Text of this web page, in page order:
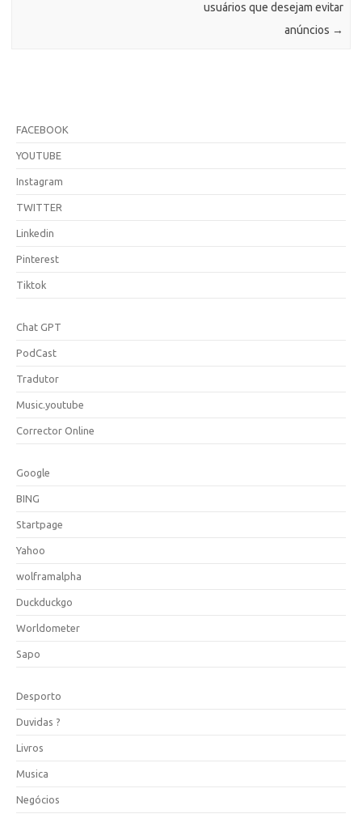
usuários que desejam evitar
anúncios →
FACEBOOK
YOUTUBE
Instagram
TWITTER
Linkedin
Pinterest
Tiktok
Chat GPT
PodCast
Tradutor
Music.youtube
Corrector Online
Google
BING
Startpage
Yahoo
wolframalpha
Duckduckgo
Worldometer
Sapo
Desporto
Duvidas ?
Livros
Musica
Negócios